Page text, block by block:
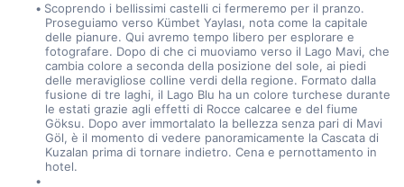
Scoprendo i bellissimi castelli ci fermeremo per il pranzo.
Proseguiamo verso Kümbet Yaylası, nota come la capitale
delle pianure. Qui avremo tempo libero per esplorare e
fotografare. Dopo di che ci muoviamo verso il Lago Mavi, che
cambia colore a seconda della posizione del sole, ai piedi
delle meravigliose colline verdi della regione. Formato dalla
fusione di tre laghi, il Lago Blu ha un colore turchese durante
le estati grazie agli effetti di Rocce calcaree e del fiume
Göksu. Dopo aver immortalato la bellezza senza pari di Mavi
Göl, è il momento di vedere panoramicamente la Cascata di
Kuzalan prima di tornare indietro. Cena e pernottamento in
hotel.